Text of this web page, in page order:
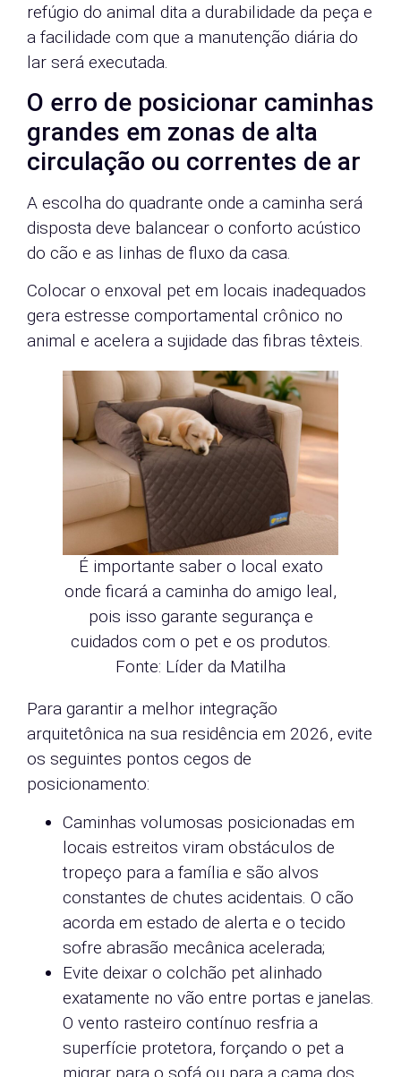
refúgio do animal dita a durabilidade da peça e
a facilidade com que a manutenção diária do
lar será executada.
O erro de posicionar caminhas
grandes em zonas de alta
circulação ou correntes de ar
A escolha do quadrante onde a caminha será
disposta deve balancear o conforto acústico
do cão e as linhas de fluxo da casa.
Colocar o enxoval pet em locais inadequados
gera estresse comportamental crônico no
animal e acelera a sujidade das fibras têxteis.
É importante saber o local exato
onde ficará a caminha do amigo leal,
pois isso garante segurança e
cuidados com o pet e os produtos.
Fonte: Líder da Matilha
Para garantir a melhor integração
arquitetônica na sua residência em 2026, evite
os seguintes pontos cegos de
posicionamento:
Caminhas volumosas posicionadas em
locais estreitos viram obstáculos de
tropeço para a família e são alvos
constantes de chutes acidentais. O cão
acorda em estado de alerta e o tecido
sofre abrasão mecânica acelerada;
Evite deixar o colchão pet alinhado
exatamente no vão entre portas e janelas.
O vento rasteiro contínuo resfria a
superfície protetora, forçando o pet a
migrar para o sofá ou para a cama dos